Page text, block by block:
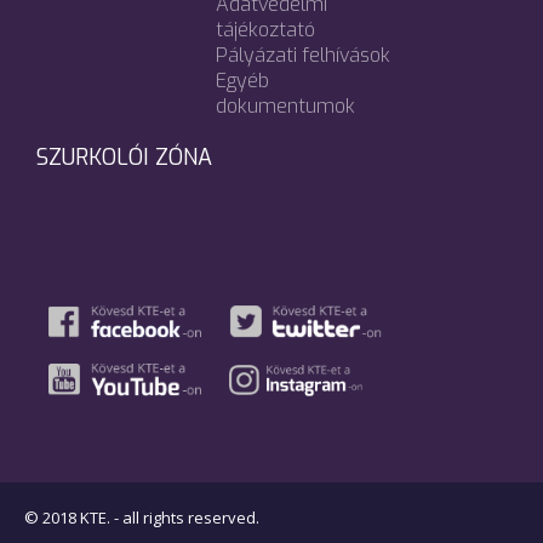
tájékoztató
Pályázati felhívások
Egyéb
dokumentumok
SZURKOLÓI ZÓNA
© 2018 KTE. - all rights reserved.